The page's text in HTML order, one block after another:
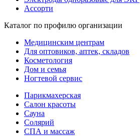
Ассорти
Каталог по профилю организации
Медицинским центрам
Для оптовиков, аптек, складов
Косметология
Дом и семья
Ногтевой сервис
Парикмахерская
Салон красоты
Сауна
Солярий
СПА и массаж